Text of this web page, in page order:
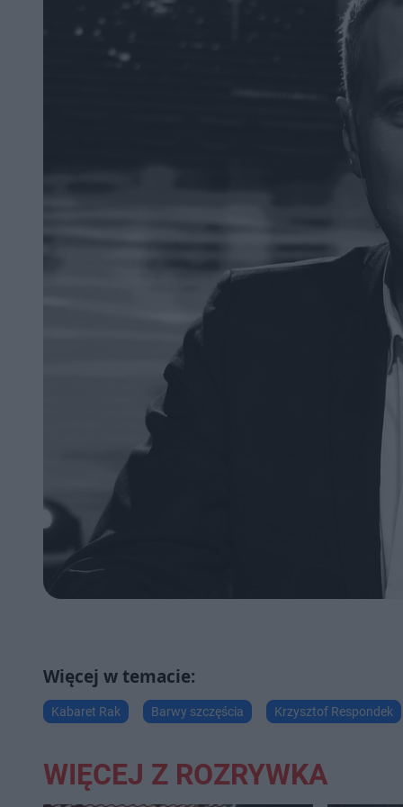
Kabaret Rak Barwy szczęścia Krzysztof Respondek
WIĘCEJ Z ROZRYWKA